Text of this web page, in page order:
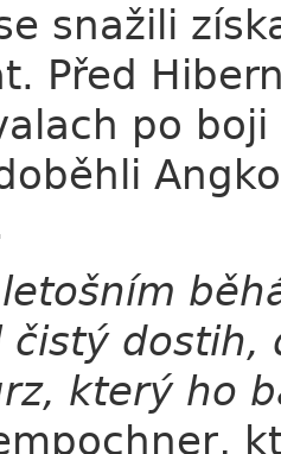
snažili
Před
po
čistý dostih,
který ho